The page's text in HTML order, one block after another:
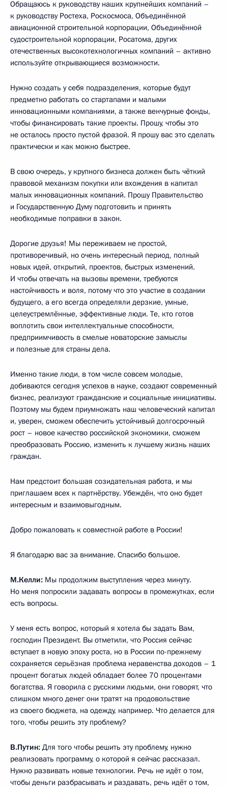
Обращаюсь к руководству наших крупнейших компаний –
к руководству Ростеха, Роскосмоса, Объединённой
авиационной строительной корпорации, Объединённой
судостроительной корпорации, Росатома, других
отечественных высокотехнологичных компаний – активно
используйте открывающиеся возможности.
Нужно создать у себя подразделения, которые будут
предметно работать со стартапами и малыми
инновационными компаниями, а также венчурные фонды,
чтобы финансировать такие проекты. Прошу, чтобы это
не осталось просто пустой фразой. Я прошу вас это сделать
практически и как можно быстрее.
В свою очередь, у крупного бизнеса должен быть чёткий
правовой механизм покупки или вхождения в капитал
малых инновационных компаний. Прошу Правительство
и Государственную Думу подготовить и принять
необходимые поправки в закон.
Дорогие друзья! Мы переживаем не простой,
противоречивый, но очень интересный период, полный
новых идей, открытий, проектов, быстрых изменений.
И чтобы отвечать на вызовы времени, требуются
настойчивость и воля, потому что это участие в создании
будущего, а его всегда определяли дерзкие, умные,
целеустремлённые, эффективные люди. Те, кто готов
воплотить свои интеллектуальные способности,
предприимчивость в смелые новаторские замыслы
и полезные для страны дела.
Именно такие люди, в том числе совсем молодые,
добиваются сегодня успехов в науке, создают современный
бизнес, реализуют гражданские и социальные инициативы.
Поэтому мы будем приумножать наш человеческий капитал
и, уверен, сможем обеспечить устойчивый долгосрочный
рост – новое качество российской экономики, сможем
преобразовать Россию, изменить к лучшему жизнь наших
граждан.
Нам предстоит большая созидательная работа, и мы
приглашаем всех к партнёрству. Убеждён, что оно будет
интересным и взаимовыгодным.
Добро пожаловать к совместной работе в России!
Я благодарю вас за внимание. Спасибо большое.
М.Келли: Мы продолжим выступления через минуту.
Но меня попросили задавать вопросы в промежутках, если
есть вопросы.
У меня есть вопрос, который я хотела бы задать Вам,
господин Президент. Вы отметили, что Россия сейчас
вступает в новую эпоху роста, но в России по-прежнему
сохраняется серьёзная проблема неравенства доходов – 1
процент богатых людей обладает более 70 процентами
богатства. Я говорила с русскими людьми, они говорят, что
слишком много денег они тратят на продовольствие
из своего бюджета, на одежду, например. Что делается для
того, чтобы решить эту проблему?
В.Путин: Для того чтобы решить эту проблему, нужно
реализовать программу, о которой я сейчас рассказал.
Нужно развивать новые технологии. Речь не идёт о том,
чтобы деньги разбрасывать и раздавать, речь идёт о том,